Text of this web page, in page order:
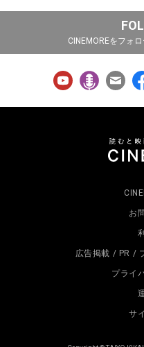
CINEMOREをフォ
お
広告掲載 / PR /
プライ
サ